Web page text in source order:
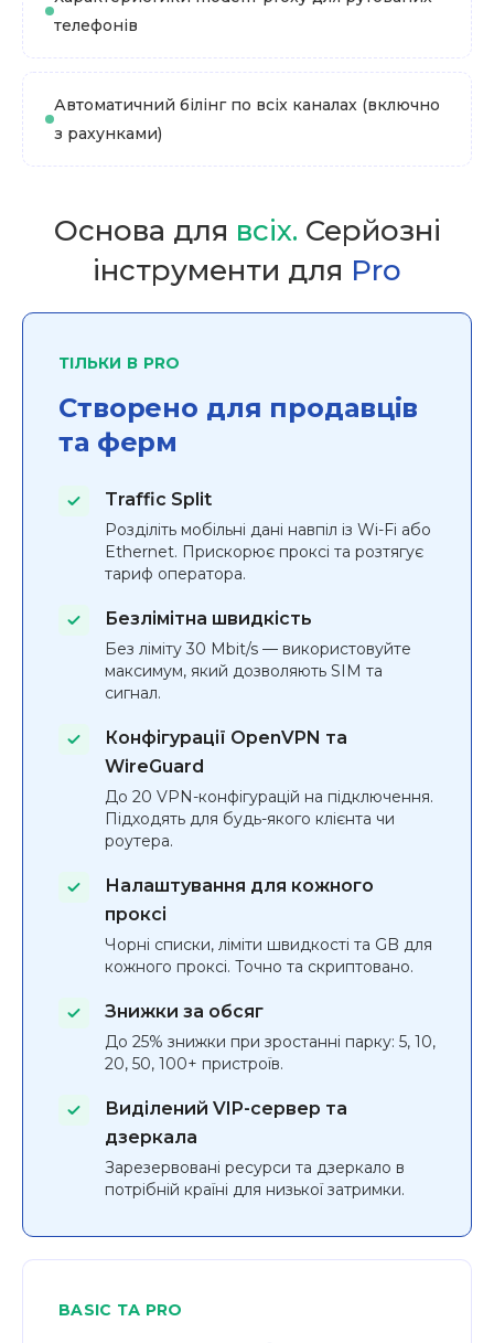
телефонів
Автоматичний білінг по всіх каналах (включно
з рахунками)
Основа для всіх. Серйозні
інструменти для Pro
ТІЛЬКИ В PRO
Створено для продавців
та ферм
Traffic Split
Розділіть мобільні дані навпіл із Wi-Fi або
Ethernet. Прискорює проксі та розтягує
тариф оператора.
Безлімітна швидкість
Без ліміту 30 Mbit/s — використовуйте
максимум, який дозволяють SIM та
сигнал.
Конфігурації OpenVPN та
WireGuard
До 20 VPN-конфігурацій на підключення.
Підходять для будь-якого клієнта чи
роутера.
Налаштування для кожного
проксі
Чорні списки, ліміти швидкості та GB для
кожного проксі. Точно та скриптовано.
Знижки за обсяг
До 25% знижки при зростанні парку: 5, 10,
20, 50, 100+ пристроїв.
Виділений VIP-сервер та
дзеркала
Зарезервовані ресурси та дзеркало в
потрібній країні для низької затримки.
BASIC ТА PRO